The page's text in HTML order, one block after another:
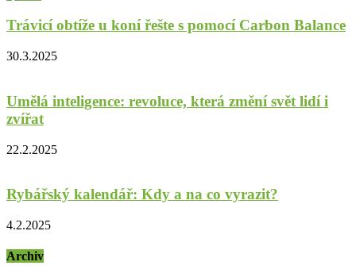
Trávicí obtíže u koní řešte s pomocí Carbon Balance
30.3.2025
Umělá inteligence: revoluce, která změní svět lidí i
zvířat
22.2.2025
Rybářský kalendář: Kdy a na co vyrazit?
4.2.2025
Archiv